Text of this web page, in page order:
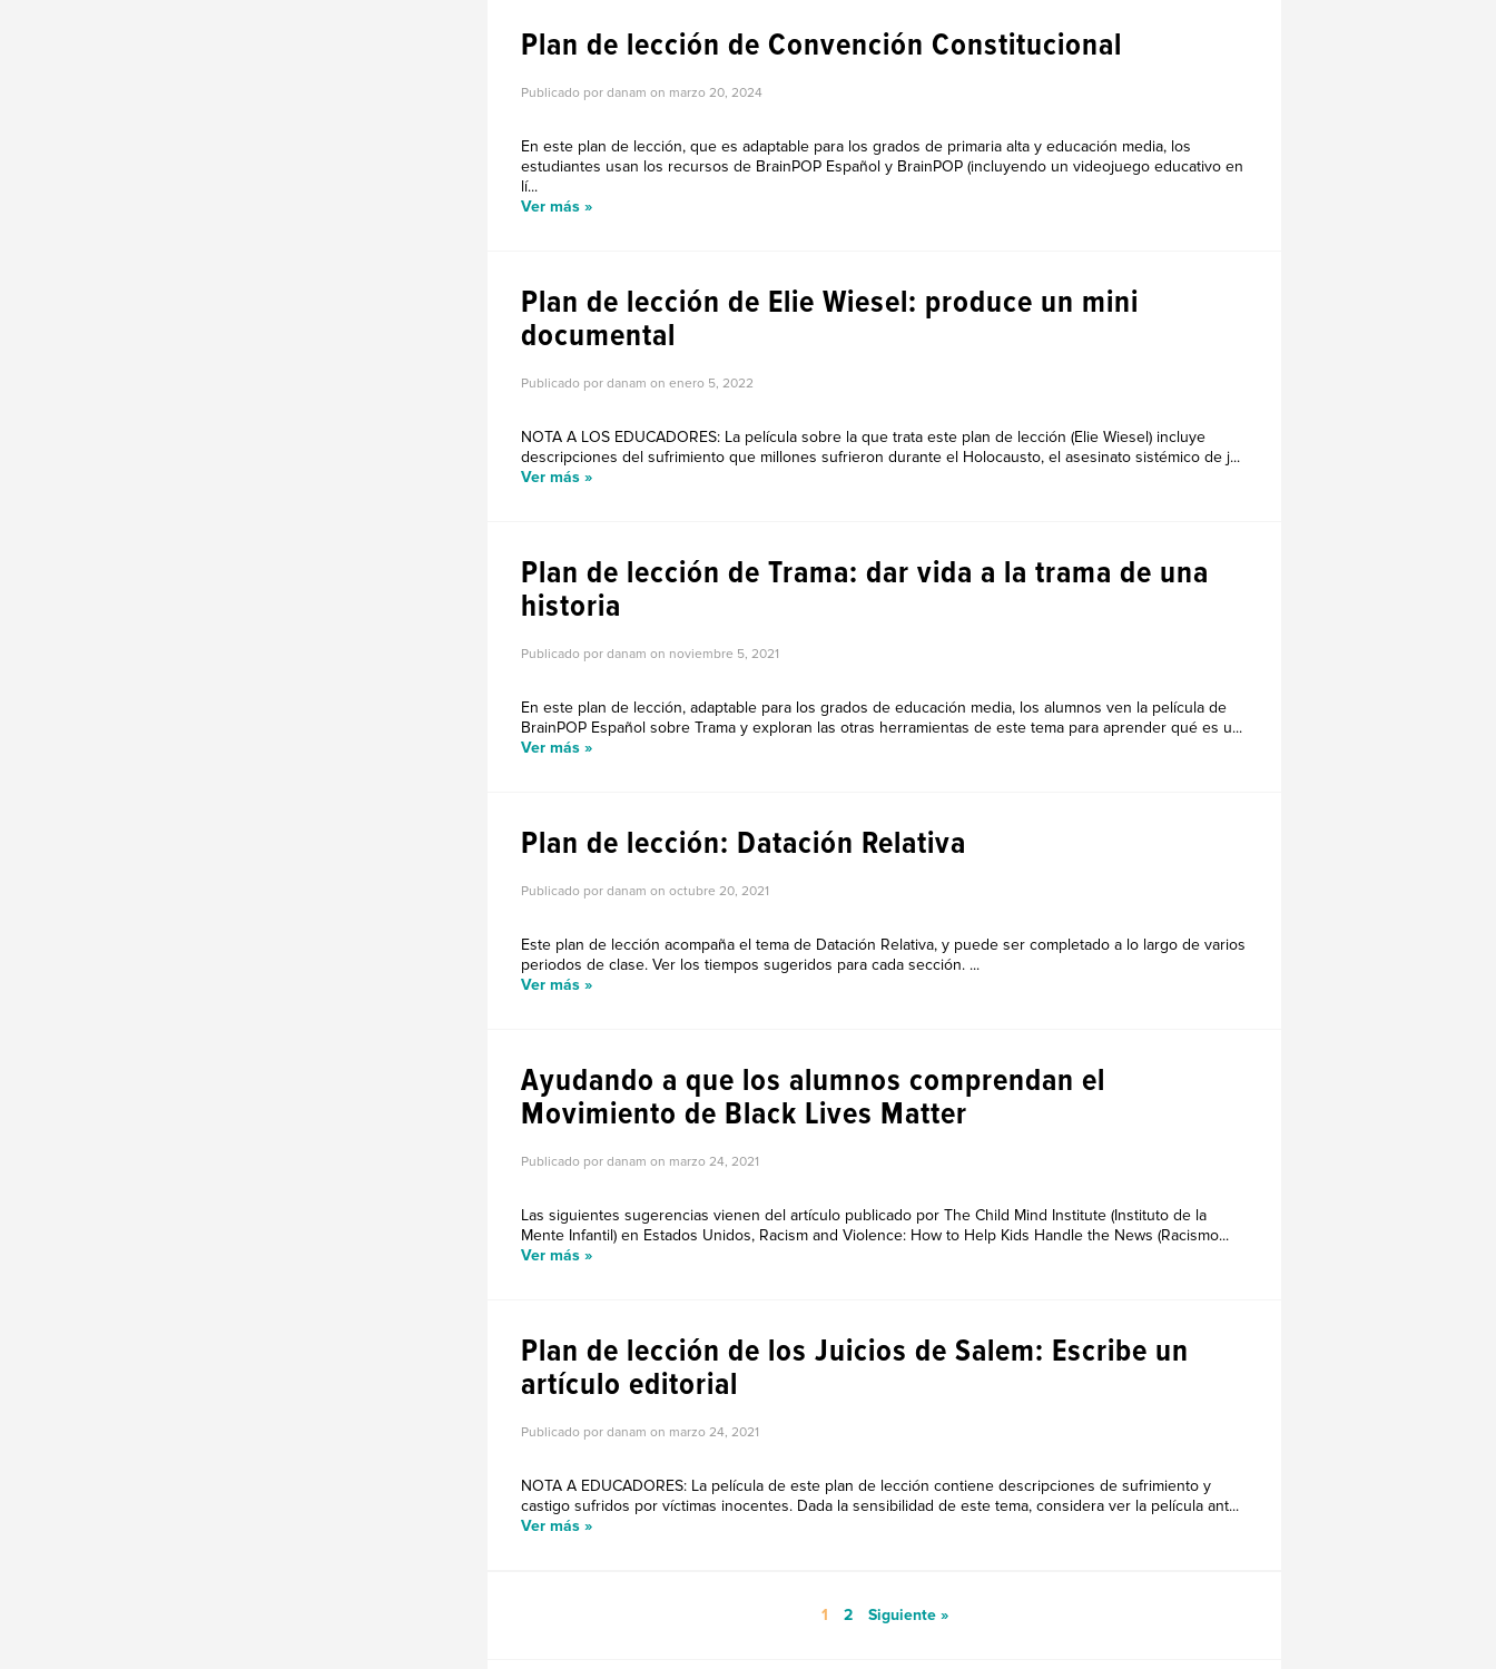
Plan de lección de Convención Constitucional
Publicado por danam on marzo 20, 2024
En este plan de lección, que es adaptable para los grados de primaria alta y educación media, los
estudiantes usan los recursos de BrainPOP Español y BrainPOP (incluyendo un videojuego educativo en
lí...
Ver más »
Plan de lección de Elie Wiesel: produce un mini
documental
Publicado por danam on enero 5, 2022
NOTA A LOS EDUCADORES: La película sobre la que trata este plan de lección (Elie Wiesel) incluye
descripciones del sufrimiento que millones sufrieron durante el Holocausto, el asesinato sistémico de j...
Ver más »
Plan de lección de Trama: dar vida a la trama de una
historia
Publicado por danam on noviembre 5, 2021
En este plan de lección, adaptable para los grados de educación media, los alumnos ven la película de
BrainPOP Español sobre Trama y exploran las otras herramientas de este tema para aprender qué es u...
Ver más »
Plan de lección: Datación Relativa
Publicado por danam on octubre 20, 2021
Este plan de lección acompaña el tema de Datación Relativa, y puede ser completado a lo largo de varios
periodos de clase. Ver los tiempos sugeridos para cada sección. ...
Ver más »
Ayudando a que los alumnos comprendan el
Movimiento de Black Lives Matter
Publicado por danam on marzo 24, 2021
Las siguientes sugerencias vienen del artículo publicado por The Child Mind Institute (Instituto de la
Mente Infantil) en Estados Unidos, Racism and Violence: How to Help Kids Handle the News (Racismo...
Ver más »
Plan de lección de los Juicios de Salem: Escribe un
artículo editorial
Publicado por danam on marzo 24, 2021
NOTA A EDUCADORES: La película de este plan de lección contiene descripciones de sufrimiento y
castigo sufridos por víctimas inocentes. Dada la sensibilidad de este tema, considera ver la película ant...
Ver más »
1 2 Siguiente »